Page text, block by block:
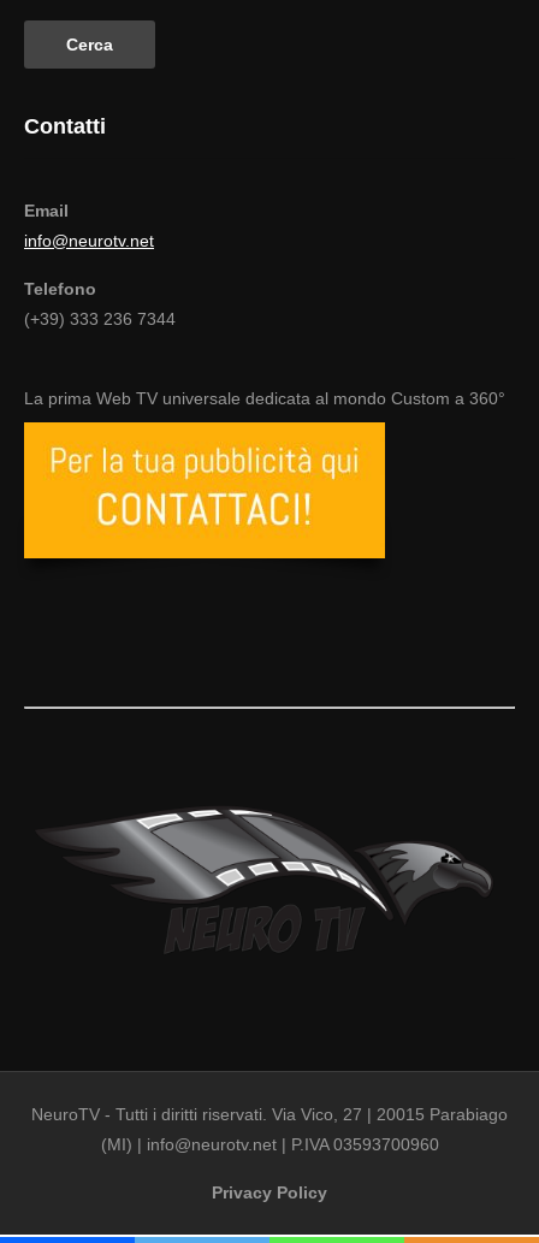
Contatti
Email
info@neurotv.net
Telefono
(+39) 333 236 7344
La prima Web TV universale dedicata al mondo Custom a 360°
NeuroTV - Tutti i diritti riservati. Via Vico, 27 | 20015 Parabiago
(MI) | info@neurotv.net | P.IVA 03593700960
Privacy Policy